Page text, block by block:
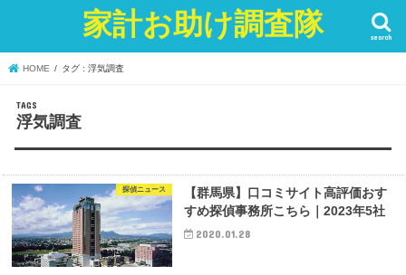
家計お助け調査隊 search
HOME タグ : 浮気調査
浮気調査
探偵ニュース
【群馬県】口コミサイト高評価おす
すめ探偵事務所こちら｜2023年5社
2020.01.28